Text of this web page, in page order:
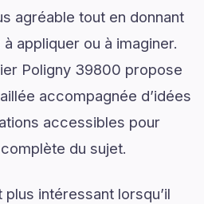
agréable tout en donnant
appliquer ou à imaginer.
Poligny 39800 propose
accompagnée d’idées
accessibles pour
du sujet.
intéressant lorsqu’il